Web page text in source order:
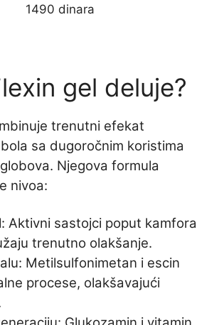
1490 dinara
gel deluje?
trenutni efekat
sa dugoročnim koristima
Njegova formula
nivoa:
Aktivni sastojci poput kamfora
trenutno olakšanje.
Metilsulfonimetan i escin
procese, olakšavajući